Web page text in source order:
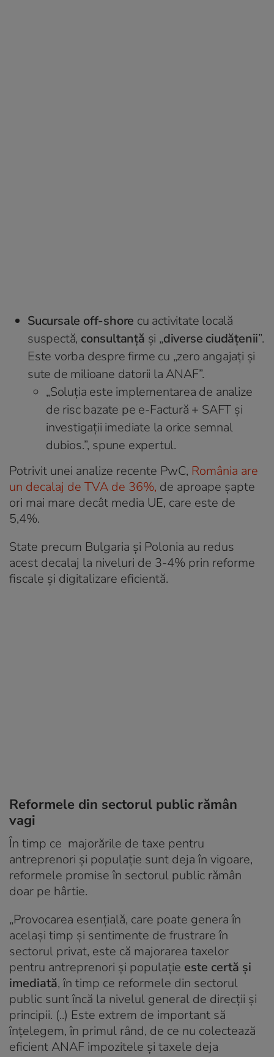
Sucursale off-shore cu activitate locală
suspectă, consultanță și „diverse ciudățenii”.
Este vorba despre firme cu „zero angajați și
sute de milioane datorii la ANAF”.
„Soluția este implementarea de analize
de risc bazate pe e-Factură + SAFT și
investigații imediate la orice semnal
dubios.”, spune expertul.
Potrivit unei analize recente PwC, România are
un decalaj de TVA de 36%, de aproape șapte
ori mai mare decât media UE, care este de
5,4%.
State precum Bulgaria și Polonia au redus
acest decalaj la niveluri de 3-4% prin reforme
fiscale și digitalizare eficientă.
Reformele din sectorul public rămân
vagi
În timp ce majorările de taxe pentru
antreprenori și populație sunt deja în vigoare,
reformele promise în sectorul public rămân
doar pe hârtie.
„Provocarea esențială, care poate genera în
același timp și sentimente de frustrare în
sectorul privat, este că majorarea taxelor
pentru antreprenori și populație este certă și
imediată, în timp ce reformele din sectorul
public sunt încă la nivelul general de direcții și
principii. (..) Este extrem de important să
înțelegem, în primul rând, de ce nu colectează
eficient ANAF impozitele și taxele deja